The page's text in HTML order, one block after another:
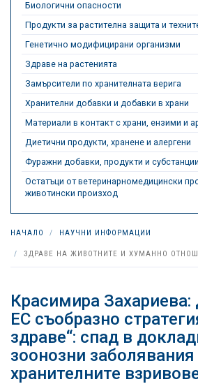
Биологични опасности
Продукти за растителна защита и
Генетично модифицирани организми
Здраве на растенията
Замърсители по хранителната верига
Хранителни добавки и добавки в храни
Материали в контакт с храни, ензими и
Диетични продукти, хранене и алергени
Фуражни добавки, продукти и
Остатъци от ветеринарномедицински
животински произход
НАЧАЛО НАУЧНИ ИНФОРМАЦИИ
ЗДРАВЕ НА ЖИВОТНИТЕ И ХУМАННО
Красимира
ЕС съобразно
здраве“: спад в
зоонозни
хранителните